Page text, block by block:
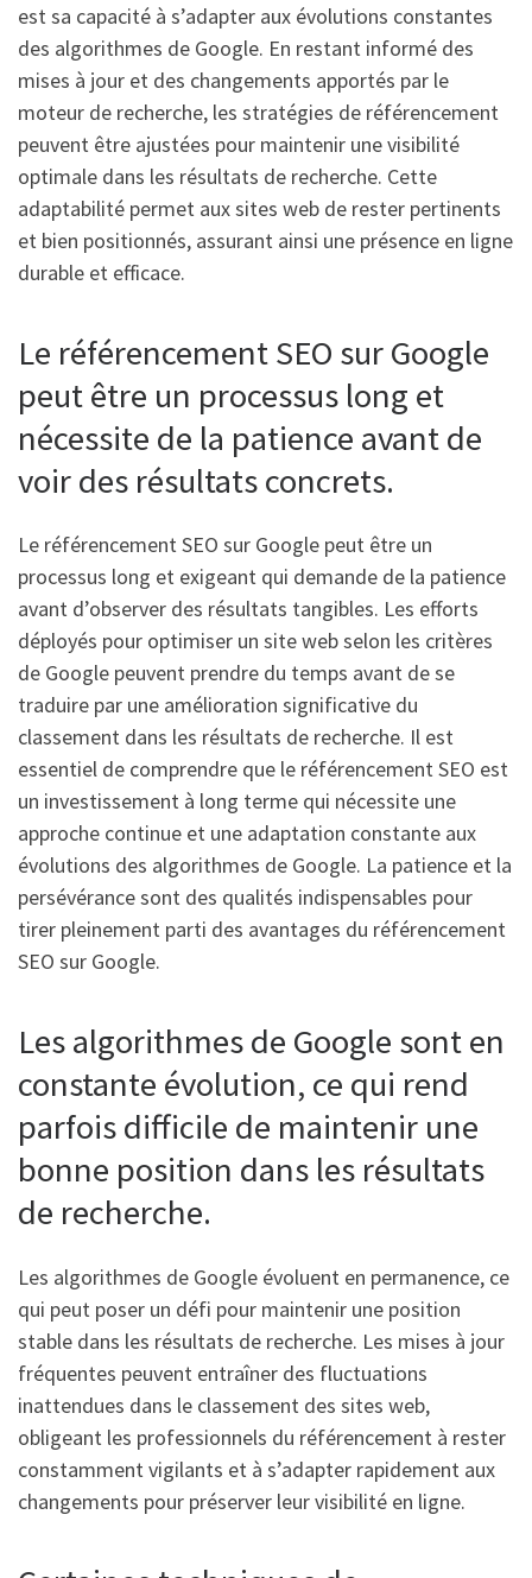
est sa capacité à s’adapter aux évolutions constantes
des algorithmes de Google. En restant informé des
mises à jour et des changements apportés par le
moteur de recherche, les stratégies de référencement
peuvent être ajustées pour maintenir une visibilité
optimale dans les résultats de recherche. Cette
adaptabilité permet aux sites web de rester pertinents
et bien positionnés, assurant ainsi une présence en ligne
durable et efficace.
Le référencement SEO sur Google
peut être un processus long et
nécessite de la patience avant de
voir des résultats concrets.
Le référencement SEO sur Google peut être un
processus long et exigeant qui demande de la patience
avant d’observer des résultats tangibles. Les efforts
déployés pour optimiser un site web selon les critères
de Google peuvent prendre du temps avant de se
traduire par une amélioration significative du
classement dans les résultats de recherche. Il est
essentiel de comprendre que le référencement SEO est
un investissement à long terme qui nécessite une
approche continue et une adaptation constante aux
évolutions des algorithmes de Google. La patience et la
persévérance sont des qualités indispensables pour
tirer pleinement parti des avantages du référencement
SEO sur Google.
Les algorithmes de Google sont en
constante évolution, ce qui rend
parfois difficile de maintenir une
bonne position dans les résultats
de recherche.
Les algorithmes de Google évoluent en permanence, ce
qui peut poser un défi pour maintenir une position
stable dans les résultats de recherche. Les mises à jour
fréquentes peuvent entraîner des fluctuations
inattendues dans le classement des sites web,
obligeant les professionnels du référencement à rester
constamment vigilants et à s’adapter rapidement aux
changements pour préserver leur visibilité en ligne.